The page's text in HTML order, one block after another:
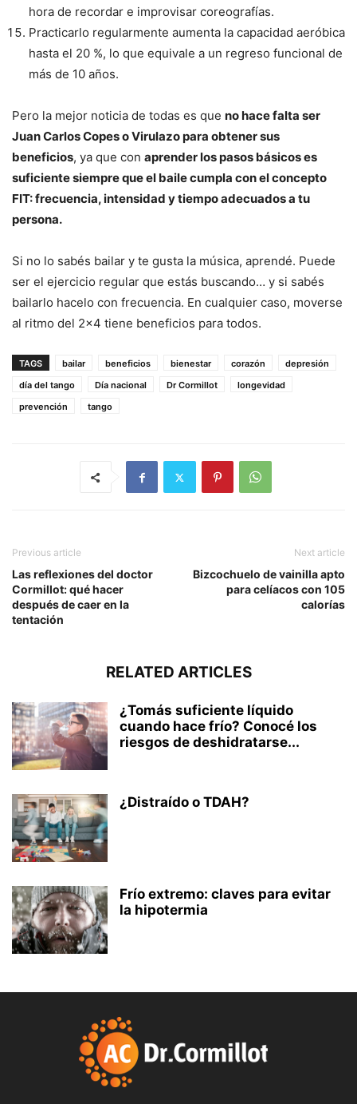
hora de recordar e improvisar coreografías.
Practicarlo regularmente aumenta la capacidad aeróbica
hasta el 20 %, lo que equivale a un regreso funcional de
más de 10 años.
Pero la mejor noticia de todas es que no hace falta ser
Juan Carlos Copes o Virulazo para obtener sus
beneficios, ya que con aprender los pasos básicos es
suficiente siempre que el baile cumpla con el concepto
FIT: frecuencia, intensidad y tiempo adecuados a tu
persona.
Si no lo sabés bailar y te gusta la música, aprendé. Puede
ser el ejercicio regular que estás buscando… y si sabés
bailarlo hacelo con frecuencia. En cualquier caso, moverse
al ritmo del 2×4 tiene beneficios para todos.
TAGS bailar beneficios bienestar corazón
depresión
día del tango
Día nacional Dr Cormillot
longevidad
prevención
tango
Previous article
Las reflexiones del doctor
Cormillot: qué hacer
después de caer en la
tentación
Next article
Bizcochuelo de vainilla apto
para celíacos con 105
calorías
RELATED ARTICLES
¿Tomás suficiente líquido
cuando hace frío? Conocé los
riesgos de deshidratarse...
¿Distraído o TDAH?
Frío extremo: claves para evitar
la hipotermia